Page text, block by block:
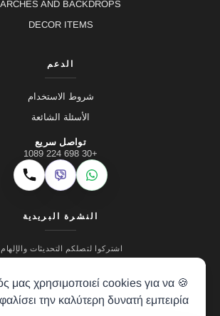
ARCHES AND BACKDROPS
DECOR ITEMS
الدعم
شروط الاستخدام
الأسئلة الشائعة
تواصل سريع
+30 698 224 1089
WhatsApp
Viber اتصال
النشرة البريدية
اشتركوا لتصلكم التحديثات
μας χρησιμοποιεί cookies για να
την καλύτερη δυνατή εμπειρία.